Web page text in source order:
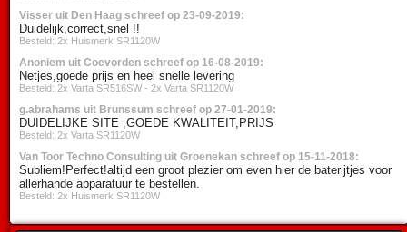
Visser uit Den Haag schreef op 23-09-2019:
Duidelijk,correct,snel !!
Besteld: 2x Huismerk SR1120W
Anoniem uit Coevorden schreef op 16-08-2019:
Netjes,goede prijs en heel snelle levering
Besteld: 2x Varta SR516SW - 2x Varta SR1120W
g.abrahams uit Brunssum schreef op 27-01-2019:
DUIDELIJKE SITE ,GOEDE KWALITEIT,PRIJS
Besteld: 2x Varta SR1120W
Van Toor Techno Consulting uit Groenekan schreef op 15-11-2018:
Subliem!Perfect!altijd een groot plezier om even hier de baterijtjes voor
allerhande apparatuur te bestellen.
Besteld: 2x Huismerk SR1120W